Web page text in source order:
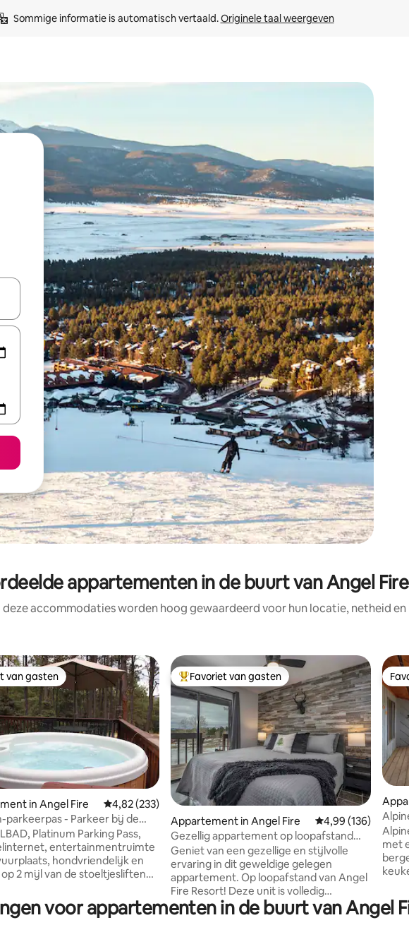
Sommige informatie is automatisch vertaald. Originele taal weergeven
keuze met je de pijltjestoetsen omhoog en omlaag, óf door te tikken of swipen.
appartementen in de buurt van Angel
deze accommodaties worden hoog gewaardeerd voor hun locatie, netheid en
van 5 op 5, 3 recensies
van gasten
van gasten
in Angel Fire Gemiddelde beoordeling van 4,82 op 5, 233 recensies
4,82 (233)
parkeerpas - Parkeer bij de
Platinum Parking Pass,
entertainmentruimte
hondvriendelijk en
2 mijl van de stoeltjesliften
in een prachtig huis in
met een prachtig uitzicht. Het
Topfavoriet van gasten
Favoriet van gasten
Appartement in Angel Fire Gemiddelde
4,99 (136)
Gezellig appartement op loopafstand
van Angel Fire Resort
Geniet van een gezellige en stijlvolle
ervaring in dit geweldige gelegen
appartement. Op loopafstand van Angel
Fire Resort! Deze unit is volledig
gerenoveerd met comfort voor gasten
bovenaan de prioriteitenlijst! De
met
bergen. Het heeft een
vrienden. Er zijn
apparaten. De
voor appartementen in de buurt van Angel